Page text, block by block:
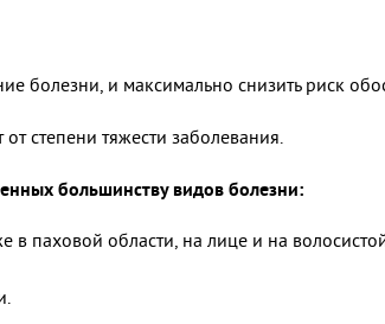
болезни, и максимально снизить риск
степени тяжести заболевания.
большинству видов болезни:
паховой области, на лице и на